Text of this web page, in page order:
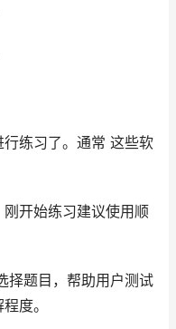
练习了。通常 这些软
开始练习建议使用顺
择题目，帮助用户测试
度。